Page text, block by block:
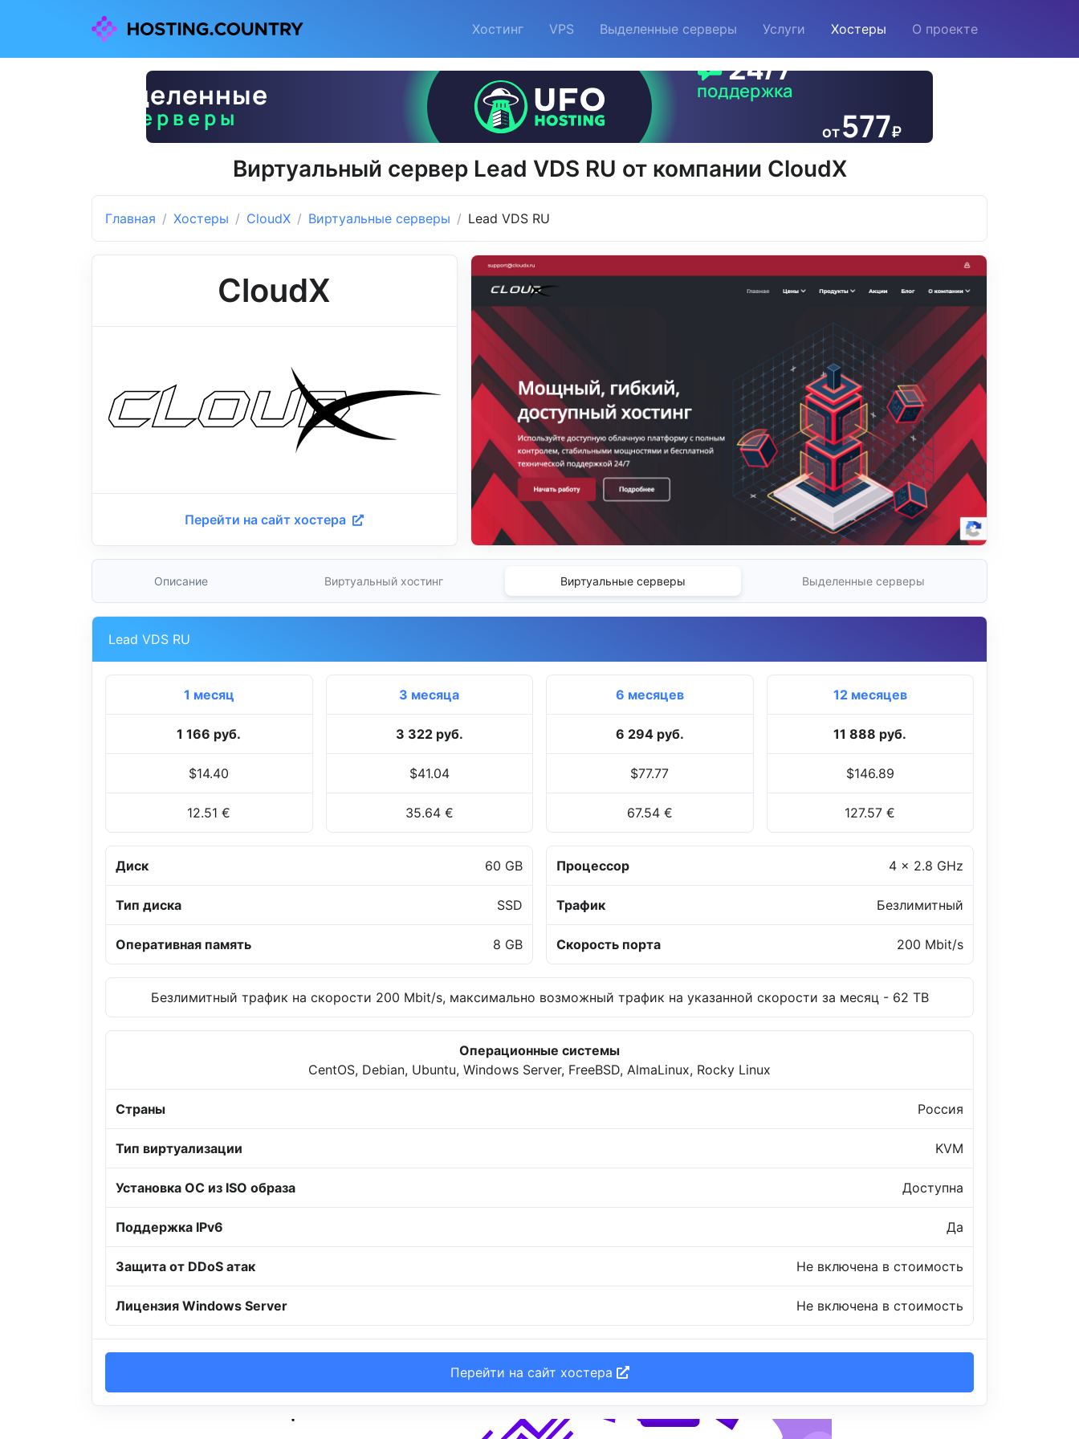
Хостинг VPS Выделенные серверы Услуги Хостеры О проекте
Виртуальный сервер Lead VDS RU от компании CloudX
Главная Хостеры CloudX Виртуальные серверы Lead VDS RU
CloudX
Перейти на сайт хостера
Описание Виртуальный хостинг Виртуальные серверы Выделенные серверы
Lead VDS RU
1 месяц
1 166 руб.
$14.40
12.51 €
3 месяца
3 322 руб.
$41.04
35.64 €
6 месяцев
6 294 руб.
$77.77
67.54 €
12 месяцев
11 888 руб.
$146.89
127.57 €
Диск 60 GB
Тип диска SSD
Оперативная память 8 GB
Процессор 4 x 2.8 GHz
Трафик Безлимитный
Скорость порта 200 Mbit/s
Безлимитный трафик на скорости 200 Mbit/s, максимально возможный трафик на указанной скорости за месяц - 62 TB
Операционные системы
CentOS, Debian, Ubuntu, Windows Server, FreeBSD, AlmaLinux, Rocky Linux
Страны Россия
Тип виртуализации KVM
Установка ОС из ISO образа Доступна
Поддержка IPv6 Да
Защита от DDoS атак Не включена в стоимость
Лицензия Windows Server Не включена в стоимость
Перейти на сайт хостера